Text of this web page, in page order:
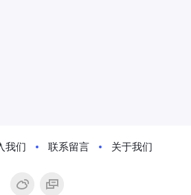
我们 联系留言 关于我们